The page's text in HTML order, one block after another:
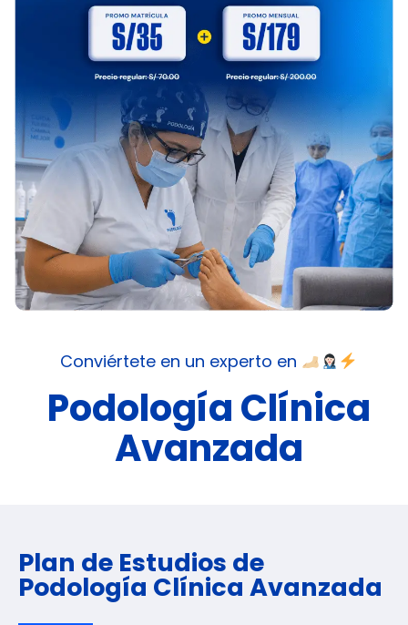
Conviértete en un experto en
Podología Clínica
Avanzada
Plan de Estudios de
Podología Clínica Avanzada